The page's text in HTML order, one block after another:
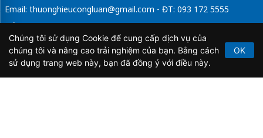
Email: thuonghieucongluan@gmail.com - ĐT: 093 172 5555
Tổng Biên Tập: Vũ Đức Thuận
Giấy phép hoạt động báo chí điện tử số 64/GP-BTTTT do Bộ
Thông tin và Truyền thông cấp ngày 21/2/2020.
Chúng tôi sử dụng Cookie để cung cấp dịch vụ của
chúng tôi và nâng cao trải nghiệm của bạn. Bằng cách
sử dụng trang web này, bạn đã đồng ý với điều này.
OK